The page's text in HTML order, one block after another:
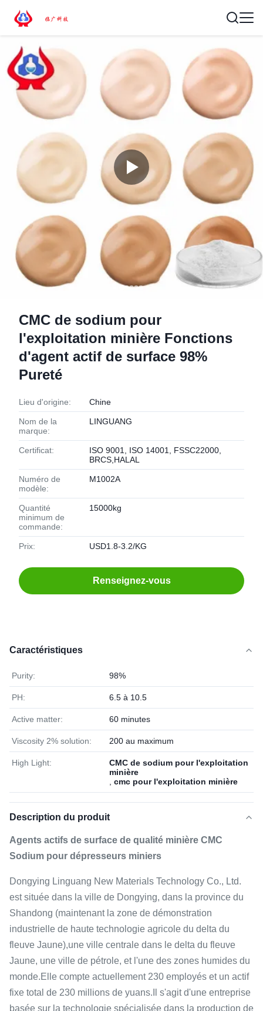
CMC de sodium pour
l'exploitation minière Fonctions
d'agent actif de surface 98%
Pureté
Lieu d'origine: Chine
Nom de la
marque:
LINGUANG
Certificat:
ISO 9001, ISO 14001, FSSC22000,
BRCS,HALAL
Numéro de
modèle:
M1002A
Quantité
minimum de
commande:
15000kg
Prix: USD1.8-3.2/KG
Renseignez-vous
Caractéristiques
Purity: 98%
PH: 6.5 à 10.5
Active matter: 60 minutes
Viscosity 2% solution: 200 au maximum
High Light:
CMC de sodium pour l'exploitation
minière
cmc pour l'exploitation minière
Description du produit
Agents actifs de surface de qualité minière CMC
Sodium pour dépresseurs miniers
Dongying Linguang New Materials Technology Co., Ltd.
est située dans la ville de Dongying, dans la province du
Shandong (maintenant la zone de démonstration
industrielle de haute technologie agricole du delta du
fleuve Jaune),une ville centrale dans le delta du fleuve
Jaune, une ville de pétrole, et l'une des zones humides du
monde.Elle compte actuellement 230 employés et un actif
fixe total de 230 millions de yuans.Il s'agit d'une entreprise
basée sur la technologie spécialisée dans la production de